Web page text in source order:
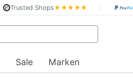
Trusted Shops★★★★★
Sale Marken